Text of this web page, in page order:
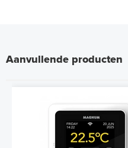
Aanvullende producten